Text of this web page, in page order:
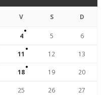
V S D
4 5 6
11 12 13
18 19 20
25 26 27